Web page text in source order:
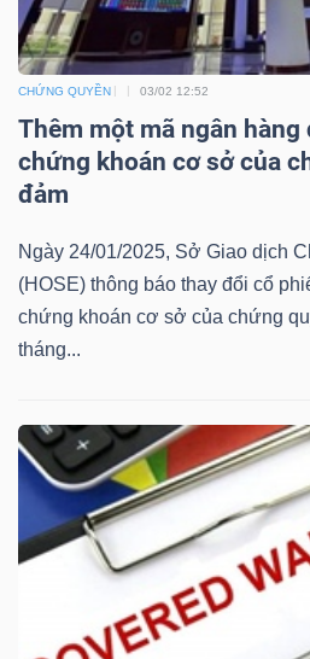
CHỨNG QUYỀN 03/02 12:52
Thêm một mã ngân
chứng khoán cơ sở của
đảm
Ngày 24/01/2025, Sở Giao dịch
(HOSE) thông báo thay đổi cổ
chứng khoán cơ sở của chứng
tháng...
Bài
viết
của
tác
giả
Báo
cáo
(-)
Thuật
ngữ